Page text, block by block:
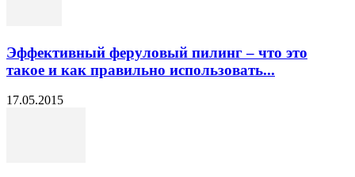
Эффективный феруловый пилинг – что это
такое и как правильно использовать...
17.05.2015